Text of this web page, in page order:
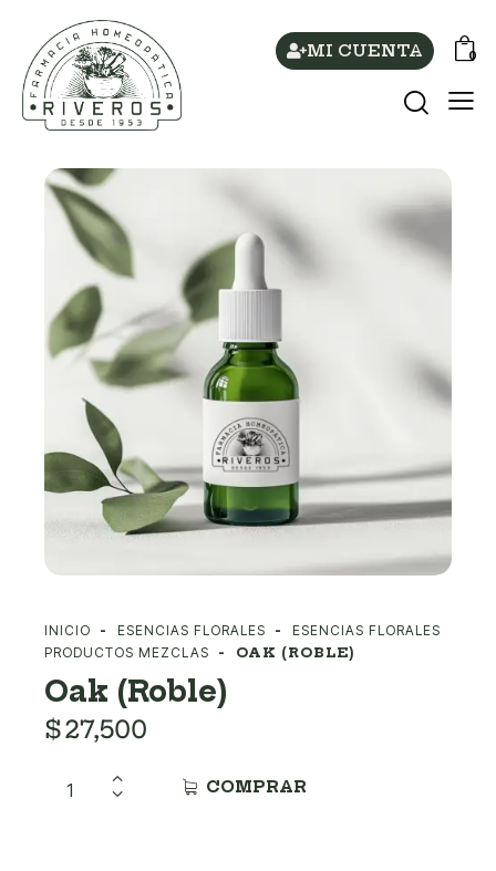
MI CUENTA 0
INICIO ESENCIAS FLORALES
ESENCIAS FLORALES
PRODUCTOS MEZCLAS
OAK (ROBLE)
Oak (Roble)
$27,500
COMPRAR